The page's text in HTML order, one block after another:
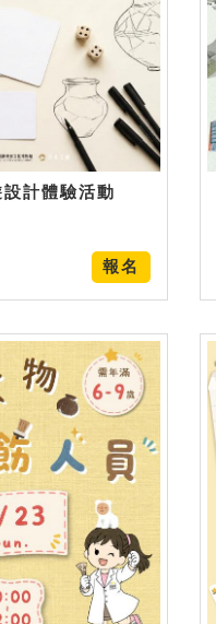
計體驗活動
報名